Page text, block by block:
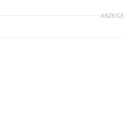
ANZEIGE